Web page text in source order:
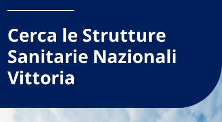
Cerca le Strutture
Sanitarie Nazionali
Vittoria